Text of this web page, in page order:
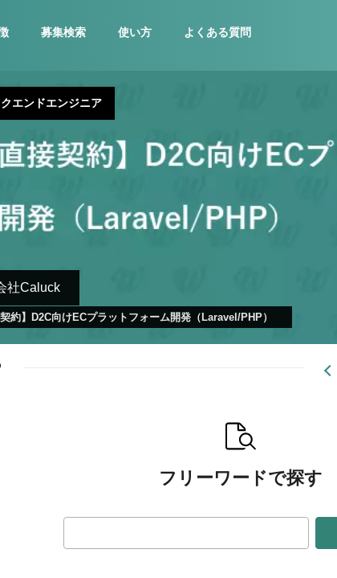
募集検索 使い方 よくある質問
社Caluck
契約】D2C向けECプラットフォーム開発（Laravel/PHP）
エンドエンジニア
フリーワードで探す